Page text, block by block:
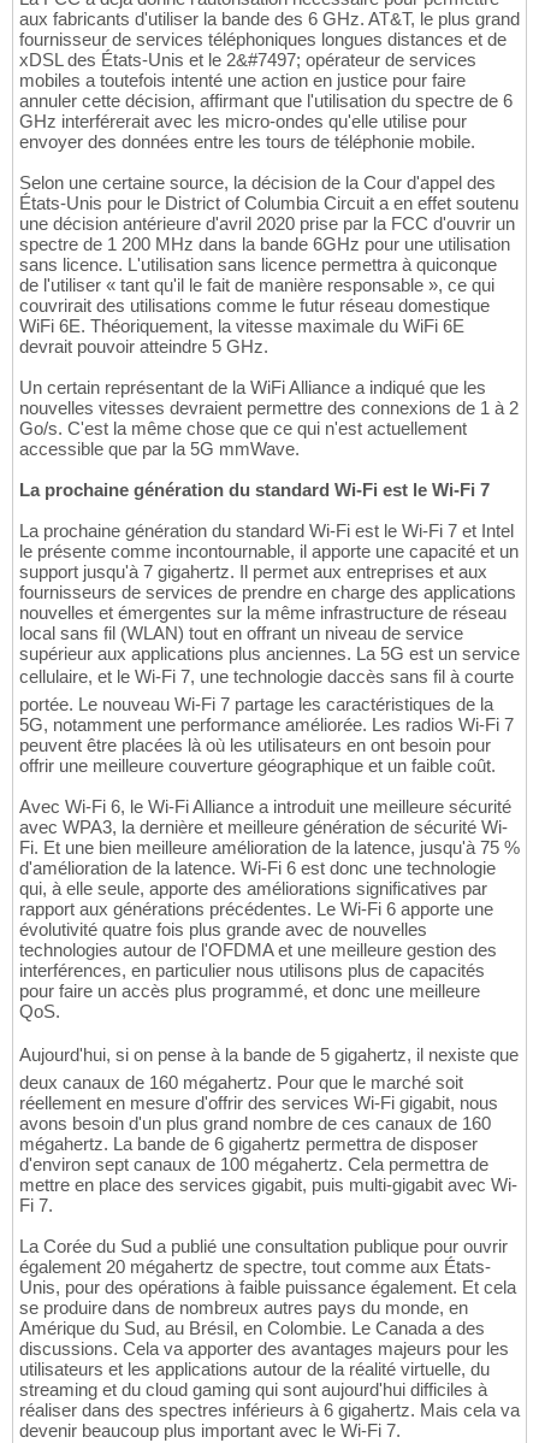
aux fabricants d'utiliser la bande des 6 GHz. AT&T, le plus grand
fournisseur de services téléphoniques longues distances et de
xDSL des États-Unis et le 2&#7497; opérateur de services
mobiles a toutefois intenté une action en justice pour faire
annuler cette décision, affirmant que l'utilisation du spectre de 6
GHz interférerait avec les micro-ondes qu'elle utilise pour
envoyer des données entre les tours de téléphonie mobile.
Selon une certaine source, la décision de la Cour d'appel des
États-Unis pour le District of Columbia Circuit a en effet soutenu
une décision antérieure d'avril 2020 prise par la FCC d'ouvrir un
spectre de 1 200 MHz dans la bande 6GHz pour une utilisation
sans licence. L'utilisation sans licence permettra à quiconque
de l'utiliser « tant qu'il le fait de manière responsable », ce qui
couvrirait des utilisations comme le futur réseau domestique
WiFi 6E. Théoriquement, la vitesse maximale du WiFi 6E
devrait pouvoir atteindre 5 GHz.
Un certain représentant de la WiFi Alliance a indiqué que les
nouvelles vitesses devraient permettre des connexions de 1 à 2
Go/s. C'est la même chose que ce qui n'est actuellement
accessible que par la 5G mmWave.
La prochaine génération du standard Wi-Fi est le Wi-Fi 7
La prochaine génération du standard Wi-Fi est le Wi-Fi 7 et Intel
le présente comme incontournable, il apporte une capacité et un
support jusqu'à 7 gigahertz. Il permet aux entreprises et aux
fournisseurs de services de prendre en charge des applications
nouvelles et émergentes sur la même infrastructure de réseau
local sans fil (WLAN) tout en offrant un niveau de service
supérieur aux applications plus anciennes. La 5G est un service
cellulaire, et le Wi-Fi 7, une technologie daccès sans fil à courte
portée. Le nouveau Wi-Fi 7 partage les caractéristiques de la
5G, notamment une performance améliorée. Les radios Wi-Fi 7
peuvent être placées là où les utilisateurs en ont besoin pour
offrir une meilleure couverture géographique et un faible coût.
Avec Wi-Fi 6, le Wi-Fi Alliance a introduit une meilleure sécurité
avec WPA3, la dernière et meilleure génération de sécurité Wi-
Fi. Et une bien meilleure amélioration de la latence, jusqu'à 75 %
d'amélioration de la latence. Wi-Fi 6 est donc une technologie
qui, à elle seule, apporte des améliorations significatives par
rapport aux générations précédentes. Le Wi-Fi 6 apporte une
évolutivité quatre fois plus grande avec de nouvelles
technologies autour de l'OFDMA et une meilleure gestion des
interférences, en particulier nous utilisons plus de capacités
pour faire un accès plus programmé, et donc une meilleure
QoS.
Aujourd'hui, si on pense à la bande de 5 gigahertz, il nexiste que
deux canaux de 160 mégahertz. Pour que le marché soit
réellement en mesure d'offrir des services Wi-Fi gigabit, nous
avons besoin d'un plus grand nombre de ces canaux de 160
mégahertz. La bande de 6 gigahertz permettra de disposer
d'environ sept canaux de 100 mégahertz. Cela permettra de
mettre en place des services gigabit, puis multi-gigabit avec Wi-
Fi 7.
La Corée du Sud a publié une consultation publique pour ouvrir
également 20 mégahertz de spectre, tout comme aux États-
Unis, pour des opérations à faible puissance également. Et cela
se produire dans de nombreux autres pays du monde, en
Amérique du Sud, au Brésil, en Colombie. Le Canada a des
discussions. Cela va apporter des avantages majeurs pour les
utilisateurs et les applications autour de la réalité virtuelle, du
streaming et du cloud gaming qui sont aujourd'hui difficiles à
réaliser dans des spectres inférieurs à 6 gigahertz. Mais cela va
devenir beaucoup plus important avec le Wi-Fi 7.